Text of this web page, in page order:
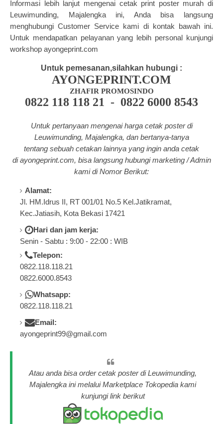
Informasi lebih lanjut mengenai cetak print poster murah di
Leuwimunding, Majalengka ini, Anda bisa langsung
menghubungi Customer Service kami di kontak bawah ini.
Untuk mendapatkan pelayanan yang lebih personal kunjungi
workshop ayongeprint.com
Untuk pemesanan,silahkan hubungi :
AYONGEPRINT.COM
ZHAFIR PROMOSINDO
0822 118 118 21 - 0822 6000 8543
Untuk pertanyaan mengenai harga cetak poster di
Leuwimunding, Majalengka, dan bertanya-tanya
tentang sebuah cetakan lainnya yang ingin anda cetak
di ayongeprint.com, bisa langsung hubungi marketing / Admin
kami di Nomor Berikut:
Alamat:
Jl. HM.Idrus II, RT 001/01 No.5 Kel.Jatikramat,
Kec.Jatiasih, Kota Bekasi 17421
Hari dan jam kerja:
Senin - Sabtu : 9:00 - 22:00 : WIB
Telepon:
0822.118.118.21
0822.6000.8543
Whatsapp:
0822.118.118.21
Email:
ayongeprint99@gmail.com
Atau anda bisa order cetak poster di Leuwimunding,
Majalengka ini melalui Marketplace Tokopedia kami
kunjungi link berikut